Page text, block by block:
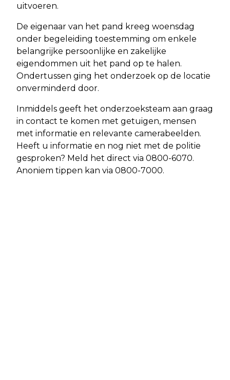
uitvoeren.
De eigenaar van het pand kreeg woensdag
onder begeleiding toestemming om enkele
belangrijke persoonlijke en zakelijke
eigendommen uit het pand op te halen.
Ondertussen ging het onderzoek op de locatie
onverminderd door.
Inmiddels geeft het onderzoeksteam aan graag
in contact te komen met getuigen, mensen
met informatie en relevante camerabeelden.
Heeft u informatie en nog niet met de politie
gesproken? Meld het direct via 0800-6070.
Anoniem tippen kan via 0800-7000.